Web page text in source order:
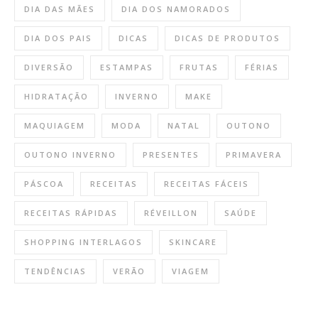
DIA DAS MÃES DIA DOS NAMORADOS
DIA DOS PAIS DICAS DICAS DE PRODUTOS
DIVERSÃO ESTAMPAS FRUTAS FÉRIAS
HIDRATAÇÃO INVERNO MAKE
MAQUIAGEM MODA NATAL OUTONO
OUTONO INVERNO PRESENTES PRIMAVERA
PÁSCOA RECEITAS RECEITAS FÁCEIS
RECEITAS RÁPIDAS RÉVEILLON SAÚDE
SHOPPING INTERLAGOS SKINCARE
TENDÊNCIAS VERÃO VIAGEM